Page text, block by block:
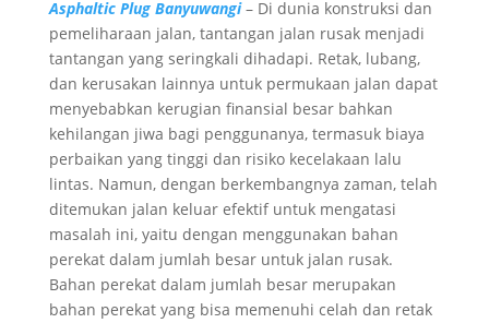
Asphaltic Plug Banyuwangi– Di dunia konstruksi dan
pemeliharaan jalan, tantangan jalan rusak menjadi
tantangan yang seringkali dihadapi. Retak, lubang,
dan kerusakan lainnya untuk permukaan jalan dapat
menyebabkan kerugian finansial besar bahkan
kehilangan jiwa bagi penggunanya, termasuk biaya
perbaikan yang tinggi dan risiko kecelakaan lalu
lintas. Namun, dengan berkembangnya zaman, telah
ditemukan jalan keluar efektif untuk mengatasi
masalah ini, yaitu dengan menggunakan bahan
perekat dalam jumlah besar untuk jalan rusak.
Bahan perekat dalam jumlah besar merupakan
bahan perekat yang bisa memenuhi celah dan retak